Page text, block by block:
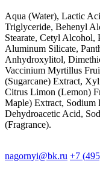
Aqua (Water), Lactic
Triglyceride, Behenyl
Stearate, Cetyl
Aluminum Silicate,
Anhydroxylitol,
Vaccinium Myrtillus
(Sugarcane) Extract,
Citrus Limon (Lemon)
Maple) Extract, Sodium
Dehydroacetic Acid,
(Fragrance).
nagornyi@bk.ru +7